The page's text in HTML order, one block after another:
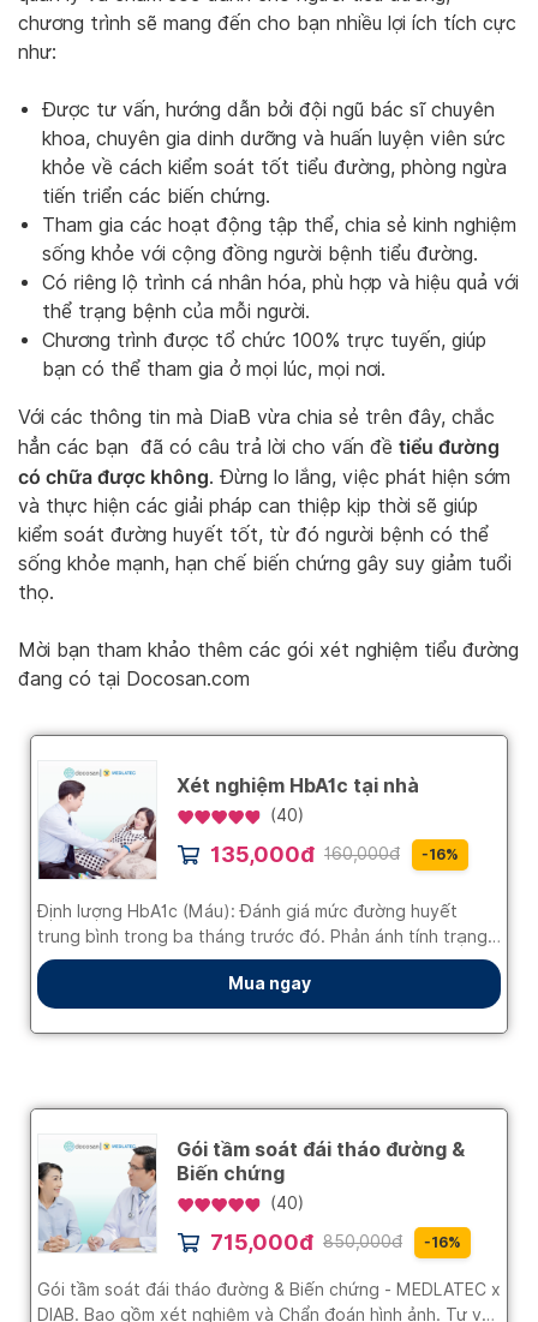
chương trình sẽ mang đến cho bạn nhiều lợi ích tích cực
như:
Được tư vấn, hướng dẫn bởi đội ngũ bác sĩ chuyên
khoa, chuyên gia dinh dưỡng và huấn luyện viên sức
khỏe về cách kiểm soát tốt tiểu đường, phòng ngừa
tiến triển các biến chứng.
Tham gia các hoạt động tập thể, chia sẻ kinh nghiệm
sống khỏe với cộng đồng người bệnh tiểu đường.
Có riêng lộ trình cá nhân hóa, phù hợp và hiệu quả với
thể trạng bệnh của mỗi người.
Chương trình được tổ chức 100% trực tuyến, giúp
bạn có thể tham gia ở mọi lúc, mọi nơi.
Với các thông tin mà DiaB vừa chia sẻ trên đây, chắc
hẳn các bạn đã có câu trả lời cho vấn đề tiểu đường
có chữa được không. Đừng lo lắng, việc phát hiện sớm
và thực hiện các giải pháp can thiệp kịp thời sẽ giúp
kiểm soát đường huyết tốt, từ đó người bệnh có thể
sống khỏe mạnh, hạn chế biến chứng gây suy giảm tuổi
thọ.
Mời bạn tham khảo thêm các gói xét nghiệm tiểu đường
đang có tại Docosan.com